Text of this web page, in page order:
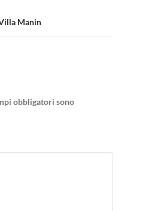
Manin
obbligatori sono